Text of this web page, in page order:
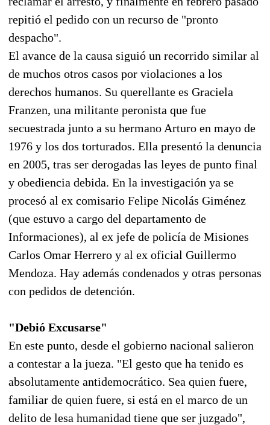
repitió el pedido con un recurso de "pronto
despacho".
El avance de la causa siguió un recorrido similar al
de muchos otros casos por violaciones a los
derechos humanos. Su querellante es Graciela
Franzen, una militante peronista que fue
secuestrada junto a su hermano Arturo en mayo de
1976 y los dos torturados. Ella presentó la denuncia
en 2005, tras ser derogadas las leyes de punto final
y obediencia debida. En la investigación ya se
procesó al ex comisario Felipe Nicolás Giménez
(que estuvo a cargo del departamento de
Informaciones), al ex jefe de policía de Misiones
Carlos Omar Herrero y al ex oficial Guillermo
Mendoza. Hay además condenados y otras personas
con pedidos de detención.
"Debió Excusarse"
En este punto, desde el gobierno nacional salieron
a contestar a la jueza. "El gesto que ha tenido es
absolutamente antidemocrático. Sea quien fuere,
familiar de quien fuere, si está en el marco de un
delito de lesa humanidad tiene que ser juzgado",